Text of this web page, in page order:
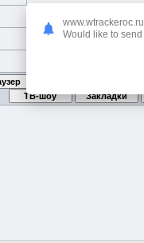
www.wtrackeroc.ru
Would like to